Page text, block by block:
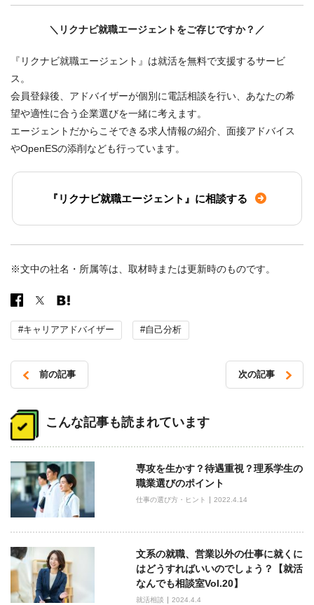
＼リクナビ就職エージェントをご存じですか？／
『リクナビ就職エージェント』は就活を無料で支援するサービ
ス。
会員登録後、アドバイザーが個別に電話相談を行い、あなたの希
望や適性に合う企業選びを一緒に考えます。
エージェントだからこそできる求人情報の紹介、面接アドバイス
やOpenESの添削なども行っています。
『リクナビ就職エージェント』に相談する
※文中の社名・所属等は、取材時または更新時のものです。
#キャリアアドバイザー #自己分析
稿
ナ
ゲ
ー
シ
ョ
ン
前の記事 次の記事
こんな記事も読まれています
専攻を生かす？待遇重視？理系学生の
職業選びのポイント
仕事の選び方・ヒント 2022.4.14
文系の就職、営業以外の仕事に就くに
はどうすればいいのでしょう？【就活
なんでも相談室Vol.20】
就活相談 2024.4.4